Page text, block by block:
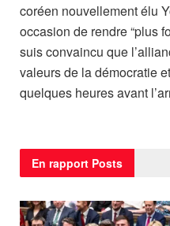
coréen nouvellement élu
occasion de rendre “plus
suis convaincu que
valeurs de la démocratie
quelques heures avant
En rapport Posts